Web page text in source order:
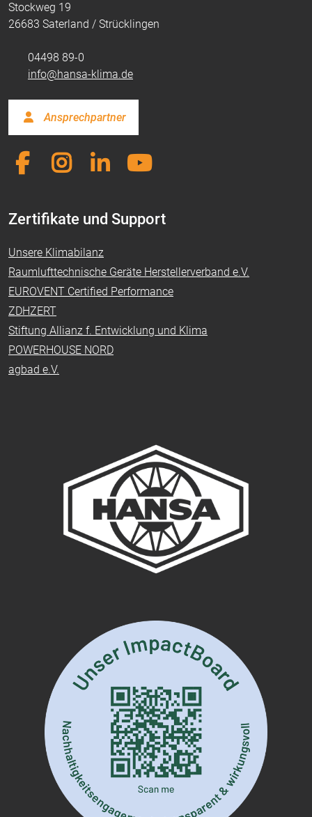
Stockweg 19
26683 Saterland / Strücklingen
04498 89-0
info@hansa-klima.de
Ansprechpartner
Zertifikate und Support
Unsere Klimabilanz
Raumlufttechnische Geräte Herstellerverband e.V.
EUROVENT Certified Performance
ZDHZERT
Stiftung Allianz f. Entwicklung und Klima
POWERHOUSE NORD
agbad e.V.